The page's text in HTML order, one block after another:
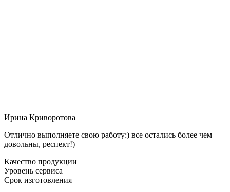
Ирина Криворотова
Отлично выполняете свою работу:) все остались более чем
довольны, респект!)
Качество продукции
Уровень сервиса
Срок изготовления